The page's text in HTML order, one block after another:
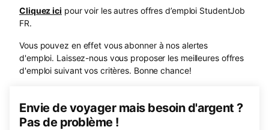
Cliquez ici pour voir les autres offres d’emploi StudentJob
FR.
Vous pouvez en effet vous abonner à nos alertes
d'emploi. Laissez-nous vous proposer les meilleures offres
d'emploi suivant vos critères. Bonne chance!
Envie de voyager mais besoin d'argent ?
Pas de problème !